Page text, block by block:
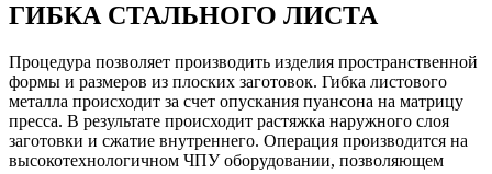
ГИБКА СТАЛЬНОГО ЛИСТА
Процедура позволяет производить изделия пространственной
формы и размеров из плоских заготовок. Гибка листового
металла происходит за счет опускания пуансона на матрицу
пресса. В результате происходит растяжка наружного слоя
заготовки и сжатие внутреннего. Операция производится на
высокотехнологичном ЧПУ оборудовании, позволяющем